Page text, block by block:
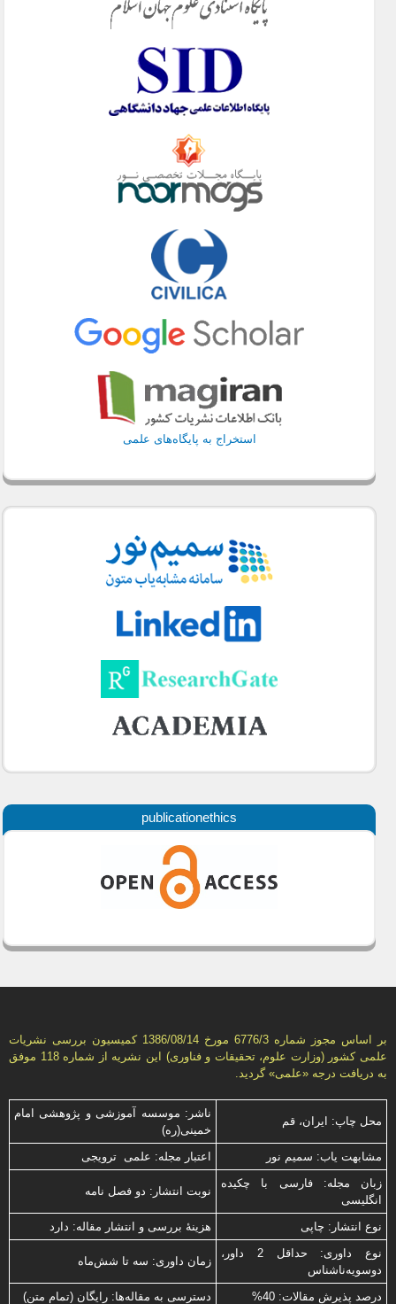
استخراج به پایگاه‌های علمی
publicationethics
بر اساس مجوز شماره 6776/3 مورخ 1386/08/14 كمیسیون بررسى نشریات
علمى كشور (وزارت علوم، تحقیقات و فناورى) این نشریه از شماره 118 موفق
به دریافت درجه «علمى» گردید.
محل چاپ: ایران، قم
ناشر: موسسه آموزشی و پژوهشی امام
خمینی(ره)
مشابهت ياب: سميم نور
اعتبار مجله: علمی ترویجی
زبان مجله: فارسی با چكیده
انگلیسی
نوبت انتشار: دو فصل نامه
نوع انتشار: چاپی
هزینۀ بررسی و انتشار مقاله: دارد
نوع داوری: حداقل 2 داور،
دوسویه‌ناشناس
زمان داوری: سه تا شش‌ماه
درصد پذیرش مقالات: 40% دسترسی به مقاله‌ها: رایگان (تمام متن)